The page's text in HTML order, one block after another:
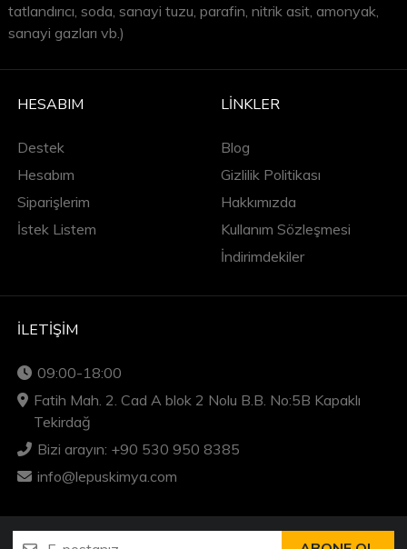
tatlandırıcı, soda, sanayi tuzu, parafin, nitrik asit, amonyak,
sanayi gazları vb.)
HESABIM
Destek
Hesabım
Siparişlerim
İstek Listem
LINKLER
Blog
Gizlilik Politikası
Hakkımızda
Kullanım Sözleşmesi
İndirimdekiler
İLETIŞIM
09:00-18:00
Fatih Mah. 2. Cad A blok 2 Nolu B.B. No:5B Kapaklı
Tekirdağ
Bizi arayın: +90 530 950 8385
info@lepuskimya.com